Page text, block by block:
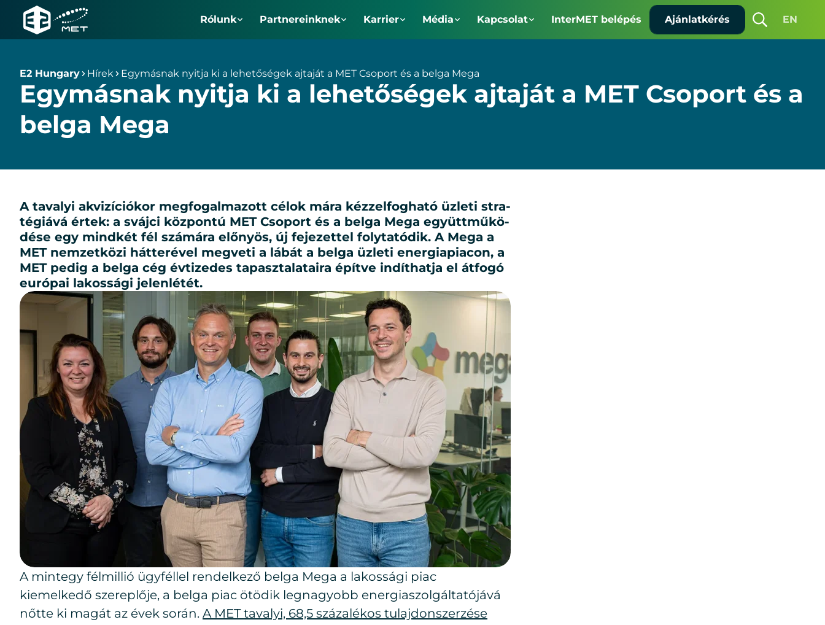
E2
Rólunk Partnereinknek Karrier Média Kapcsolat InterMET belépés
Ajánlatkérés
Keresés
EN
E2 Hungary Hírek Egy­más­nak nyit­ja ki a le­he­tő­sé­gek aj­ta­ját a MET Cso­port és a bel­ga Me­ga
Egy­más­nak nyit­ja ki a le­he­tő­sé­gek aj­ta­ját a MET Cso­port és a
bel­ga Me­ga
A ta­va­lyi ak­vi­zí­ci­ó­kor meg­fo­gal­ma­zott cé­lok má­ra kéz­zel­fog­ha­tó üz­le­ti stra­
té­gi­á­vá ér­tek: a sváj­ci köz­pon­tú MET Cso­port és a bel­ga Me­ga együtt­mű­kö­
dé­se egy mind­két fél szá­má­ra elő­nyös, új fe­je­zet­tel foly­ta­tó­dik. A Me­ga a
MET nem­zet­kö­zi hát­te­ré­vel meg­ve­ti a lá­bát a bel­ga üz­le­ti ener­gia­pi­a­con, a
MET pe­dig a bel­ga cég év­ti­ze­des ta­pasz­ta­la­ta­i­ra épít­ve in­dít­hat­ja el át­fo­gó
eu­ró­pai la­kos­sá­gi je­len­lé­tét.
A mintegy félmillió ügyféllel rendelkező belga Mega a lakossági piac
kiemelkedő szereplője, a belga piac ötödik legnagyobb energiaszolgáltatójává
nőtte ki magát az évek során. A MET tavalyi, 68,5 százalékos tulajdonszerzése